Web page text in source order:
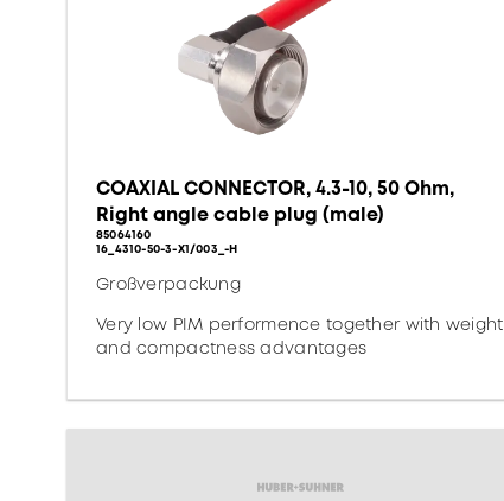
COAXIAL CONNECTOR, 4.3-10, 50 Ohm,
Right angle cable plug (male)
85064160
16_4310-50-3-X1/003_-H
Großverpackung
Very low PIM performence together with weight
and compactness advantages